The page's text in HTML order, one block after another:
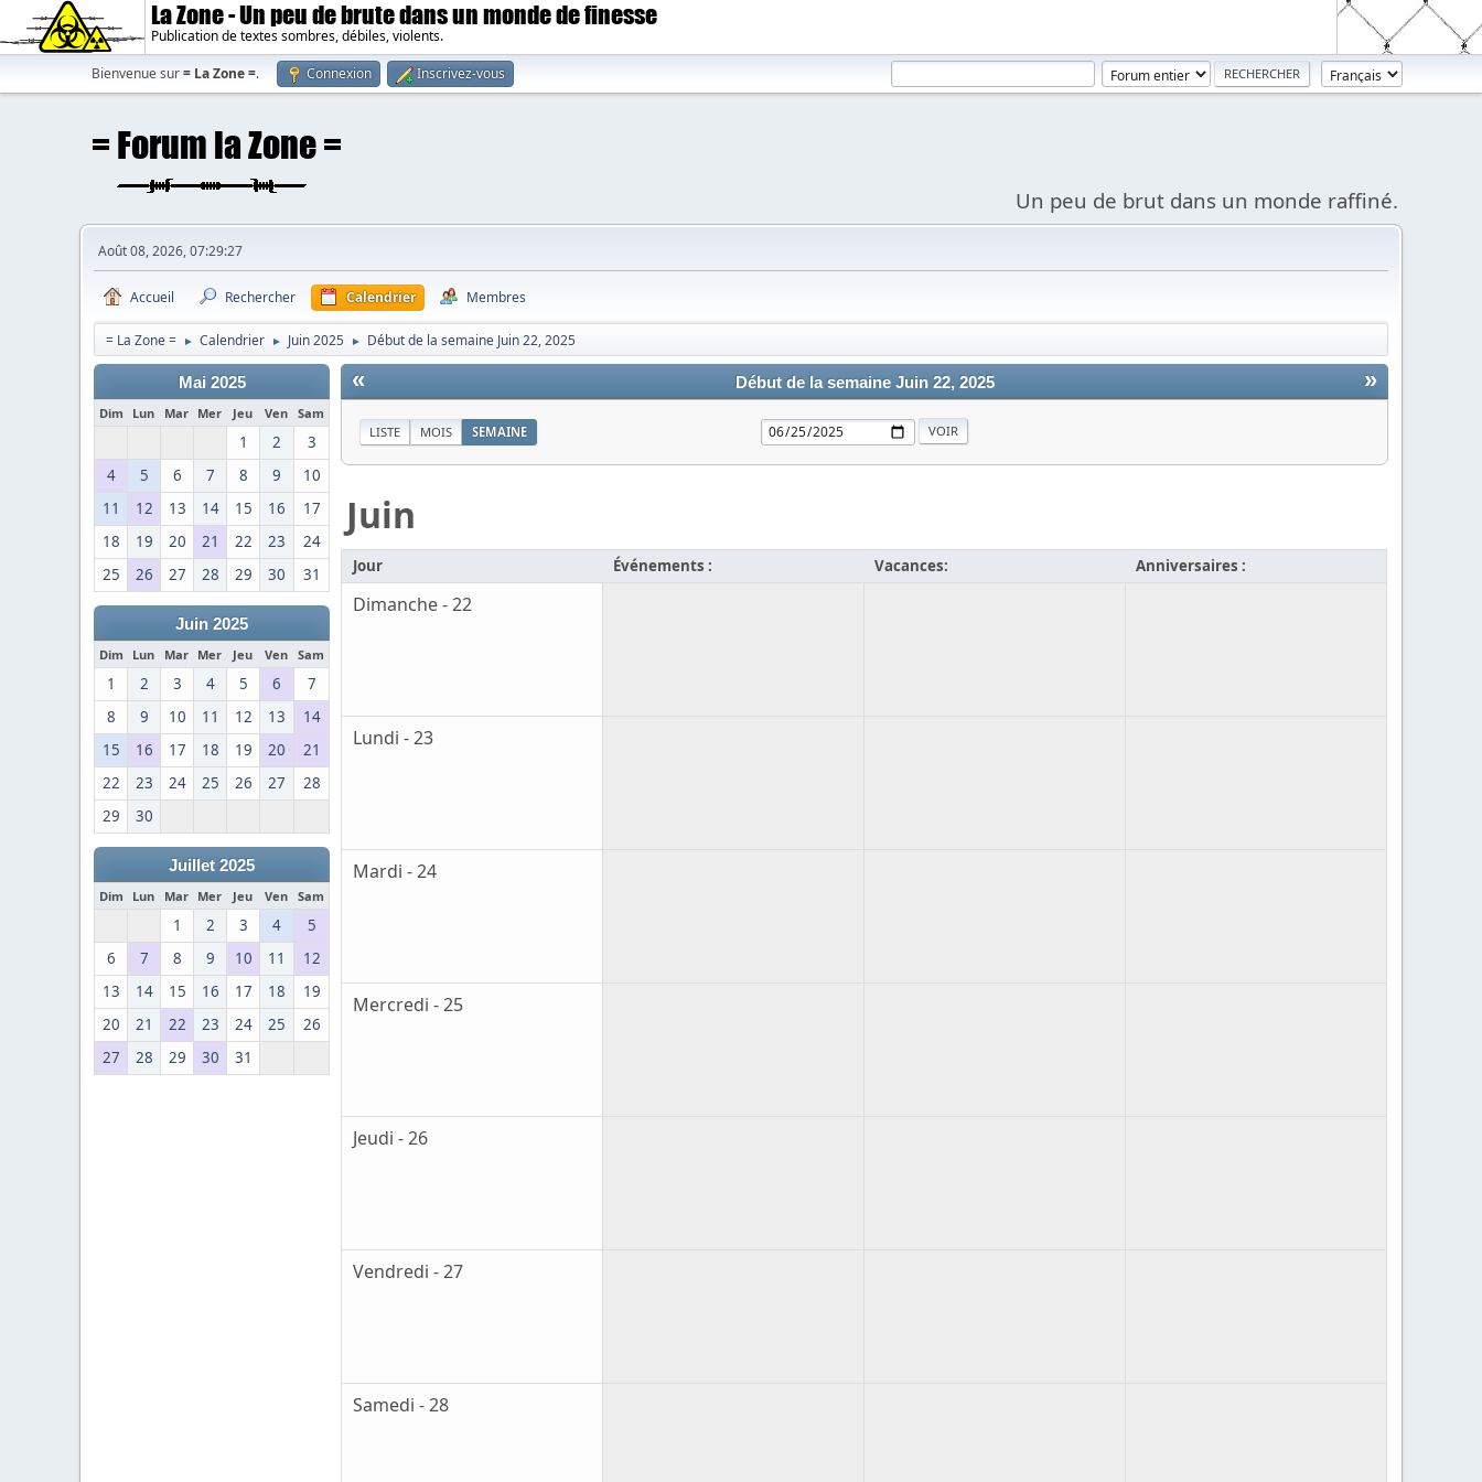
La Zone - Un peu de brute dans un monde de finesse
Publication de textes sombres, débiles, violents.
Bienvenue sur= La Zone =. Connexion Inscrivez-vous
Un peu de brut dans un monde raffiné.
Août 08, 2026, 07:29:27
Accueil Rechercher Calendrier Membres
= La Zone = ► Calendrier ► Juin 2025 ► Début de la semaine Juin 22, 2025
Mai 2025
Dim Lun Mar Mer Jeu Ven Sam
1 2
3
4
5 6 7 8 9
10
11
12 13 14 15 16
17
18
19 20 21 22 23
24
25
26 27 28 29 30 31
Juin 2025
Dim Lun Mar Mer Jeu Ven Sam
1 2 3 4 5 6
7
8
9 10 11 12 13
14
15
16 17 18 19 20
21
22
23 24 25 26 27
28
29
30
Juillet 2025
Dim Lun Mar Mer Jeu Ven Sam
1 2 3 4
5
6
7 8 9 10 11
12
13
14 15 16 17 18
19
20
21 22 23 24 25
26
27
28 29 30 31
« »
Début de la semaine Juin 22, 2025
LISTE MOIS SEMAINE
Juin
Jour Événements : Vacances: Anniversaires :
Dimanche - 22
Lundi - 23
Mardi - 24
Mercredi - 25
Jeudi - 26
Vendredi - 27
Samedi - 28